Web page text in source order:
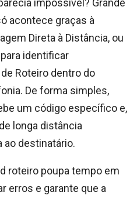
impossível? Grande
acontece graças à
Direta à Distância, ou
identificar
Roteiro dentro do
De forma simples,
um código específico e,
longa distância
destinatário.
roteiro poupa tempo em
erros e garante que a